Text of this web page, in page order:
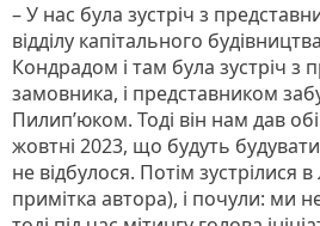
– У нас була зустріч з
відділу капітального
Кондрадом і там була зустріч з
замовника, і представником
Пилип’юком. Тоді він нам дав
жовтні 2023, що будуть
не відбулося. Потім зустрілися
примітка автора), і почули: ми